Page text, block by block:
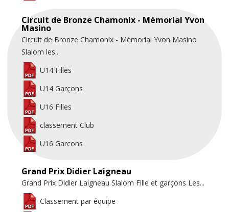
Circuit de Bronze Chamonix - Mémorial Yvon
Masino
Circuit de Bronze Chamonix - Mémorial Yvon Masino
Slalom les...
U14 Filles
U14 Garçons
U16 Filles
classement Club
U16 Garcons
Grand Prix Didier Laigneau
Grand Prix Didier Laigneau Slalom Fille et garçons Les...
Classement par équipe